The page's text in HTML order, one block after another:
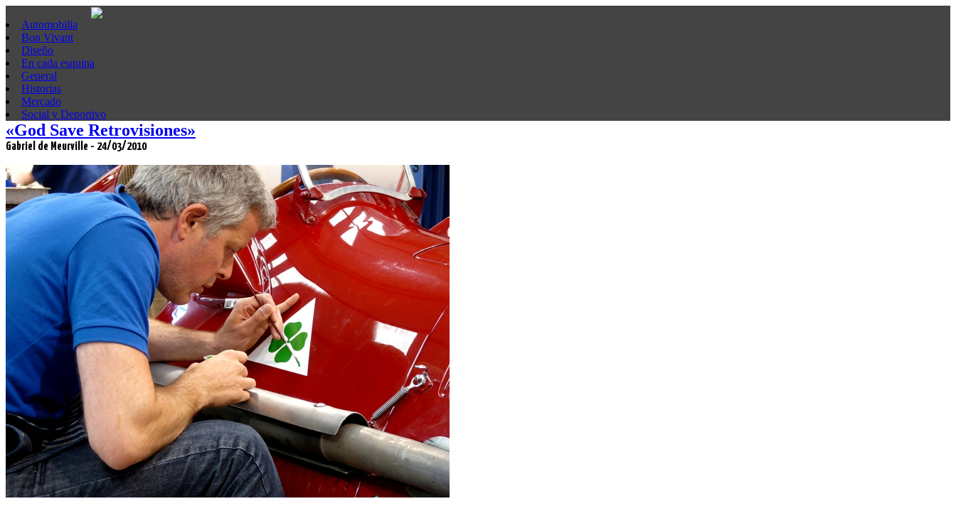
Automobilia
Bon Vivant
Diseño
En cada esquina
General
Historias
Mercado
Social y Deportivo
«God Save Retrovisiones»
Gabriel de Meurville - 24/03/2010